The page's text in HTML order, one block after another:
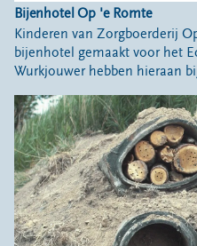
Bijenhotel Op 'e Romte
Kinderen van Zorgboerderij
bijenhotel gemaakt voor het
Wurkjouwer hebben hieraan